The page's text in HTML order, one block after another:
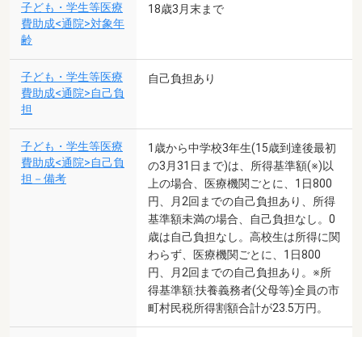
子ども・学生等医療
費助成<通院>対象年
齢
18歳3月末まで
子ども・学生等医療
費助成<通院>自己負
担
自己負担あり
子ども・学生等医療
費助成<通院>自己負
担－備考
1歳から中学校3年生(15歳到達後最初
の3月31日まで)は、所得基準額(※)以
上の場合、医療機関ごとに、1日800
円、月2回までの自己負担あり、所得
基準額未満の場合、自己負担なし。0
歳は自己負担なし。高校生は所得に関
わらず、医療機関ごとに、1日800
円、月2回までの自己負担あり。※所
得基準額:扶養義務者(父母等)全員の市
町村民税所得割額合計が23.5万円。